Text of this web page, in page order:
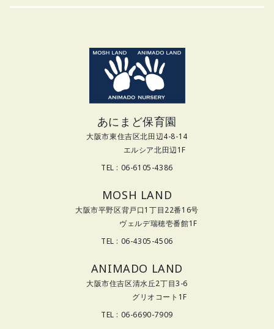
あにまど保育園
大阪市東住吉区北田辺4-8-14
エルシア北田辺1F
TEL : 06-6105-4386
MOSH LAND
大阪市平野区背戸口1丁目22番16号
ヴェルデ瑞穂壱番館1F
TEL : 06-4305-4506
ANIMADO LAND
大阪市住吉区清水丘2丁目3-6
グリオコート1F
TEL : 06-6690-7909